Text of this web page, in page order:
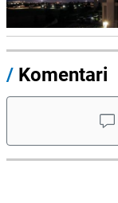
/ Komentari